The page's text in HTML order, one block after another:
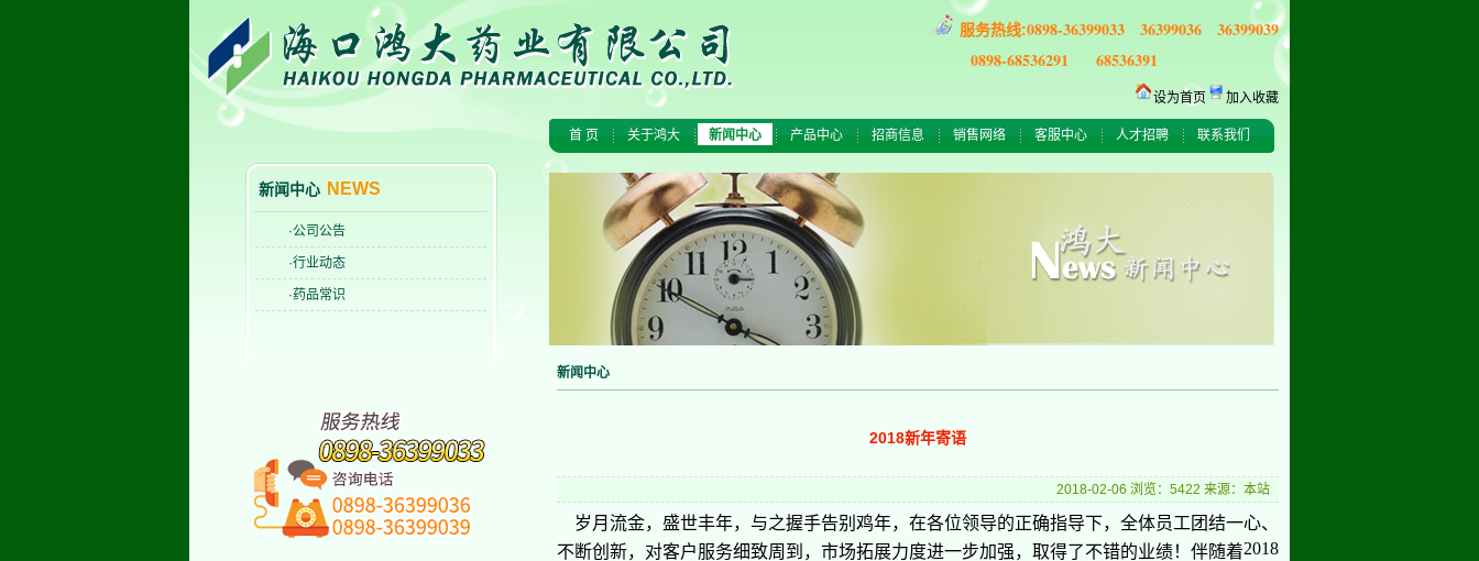
服务热线:0898-36399033 36399036 36399039
0898-68536291 68536391
设为首页 加入收藏
新闻中心 NEWS
·公司公告
·行业动态
·药品常识
首 页 关于鸿大 新闻中心 产品中心 招商信息 销售网络 客服中心 人才招聘 联系我们
新闻中心
2018新年寄语
2018-02-06 浏览：5422 来源：本站
岁月流金，盛世丰年，与之握手告别鸡年，在各位领导的正确指导下，全体员工团结一心、
不断创新，对客户服务细致周到，市场拓展力度进一步加强，取得了不错的业绩！伴随着2018